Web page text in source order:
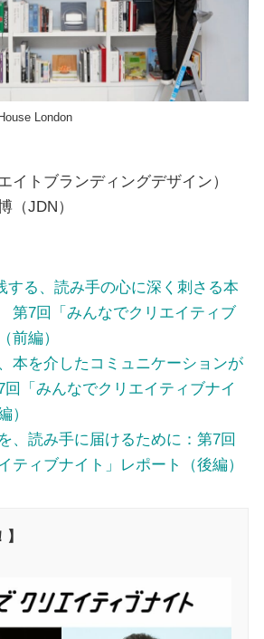
London
イトブランディングデザイン）
（JDN）
する、読み手の心に深く刺さる本
7回「みんなでクリエイティブ
前編）
本を介したコミュニケーションが
「みんなでクリエイティブナイ
）
、読み手に届けるために：第7回
ティブナイト」レポート（後編）